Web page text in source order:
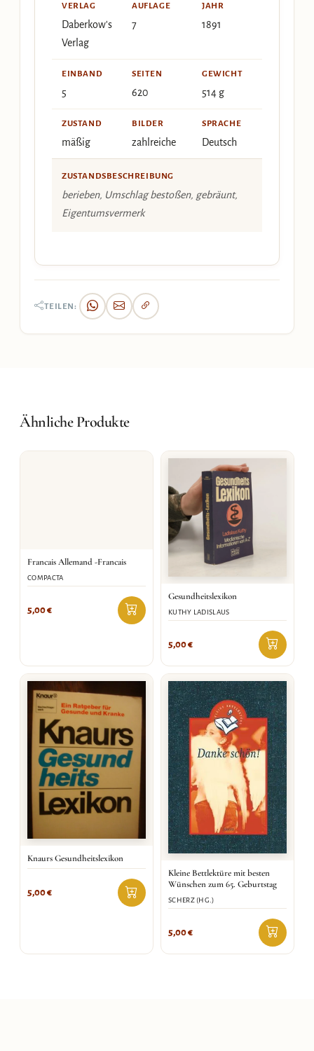
VERLAG
Daberkow's
Verlag
AUFLAGE
7
JAHR
1891
EINBAND
5
SEITEN
620
GEWICHT
514 g
ZUSTAND
mäßig
BILDER
zahlreiche
SPRACHE
Deutsch
ZUSTANDSBESCHREIBUNG
berieben, Umschlag bestoßen, gebräunt,
Eigentumsvermerk
TEILEN:
Ähnliche Produkte
Francais Allemand -Francais
COMPACTA
5,00€
Gesundheitslexikon
KUTHY LADISLAUS
5,00€
Knaurs Gesundheitslexikon
5,00€
Kleine Bettlektüre mit besten
Wünschen zum 65. Geburtstag
SCHERZ (HG.)
5,00€